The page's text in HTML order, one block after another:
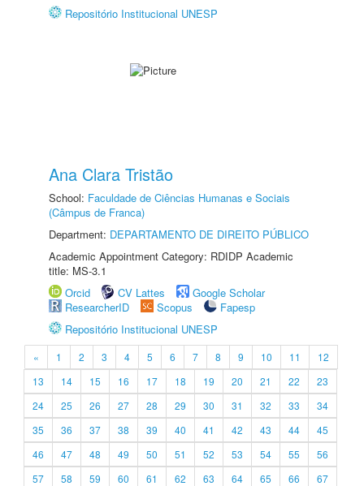
Repositório Institucional UNESP
Ana Clara Tristão
School: Faculdade de Ciências Humanas e Sociais
(Câmpus de Franca)
Department: DEPARTAMENTO DE DIREITO PÚBLICO
Academic Appointment Category: RDIDP Academic
title: MS-3.1
Orcid
CV Lattes
Google Scholar
ResearcherID
Scopus
Fapesp
Repositório Institucional UNESP
« 1 2 3 4 5 6 7 8 9 10 11
12
13
14 15 16 17 18 19 20 21 22
23
24
25 26 27 28 29 30 31 32 33
34
35
36 37 38 39 40 41 42 43 44
45
46
47 48 49 50 51 52 53 54 55
56
57
58 59 60 61 62 63 64 65 66
67